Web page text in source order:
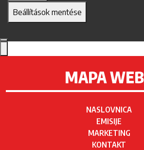
Beállítások mentése
MAPA
NASLOVNICA
EMISIJE
MARKETING
KONTAKT